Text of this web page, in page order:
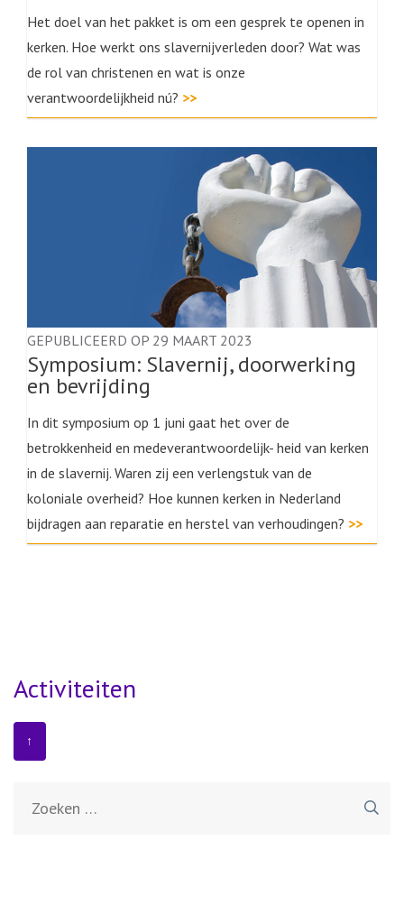
Het doel van het pakket is om een gesprek te openen in
kerken. Hoe werkt ons slavernijverleden door? Wat was
de rol van christenen en wat is onze
verantwoordelijkheid nú? >>
GEPUBLICEERD OP 29 MAART 2023
Symposium: Slavernij, doorwerking
en bevrijding
In dit symposium op 1 juni gaat het over de
betrokkenheid en medeverantwoordelijk- heid van kerken
in de slavernij. Waren zij een verlengstuk van de
koloniale overheid? Hoe kunnen kerken in Nederland
bijdragen aan reparatie en herstel van verhoudingen? >>
Activiteiten
↑